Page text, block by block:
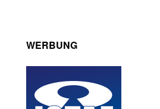
WERBUNG